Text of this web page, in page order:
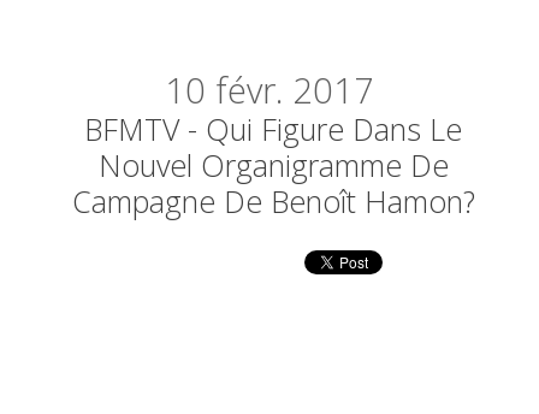
10 févr. 2017
BFMTV - Qui Figure Dans Le
Nouvel Organigramme De
Campagne De Benoît Hamon?